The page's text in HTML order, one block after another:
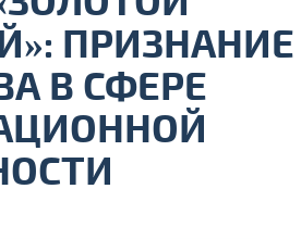
ПРИЗНАНИЕ
В СФЕРЕ